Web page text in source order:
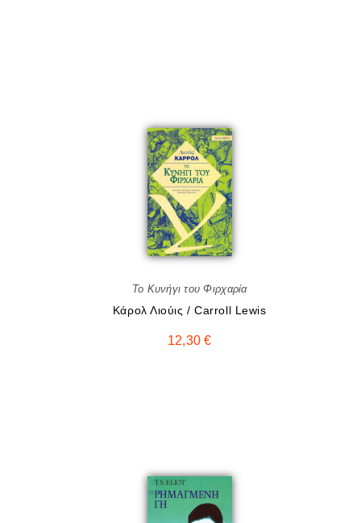
Το Κυνήγι του Φιρχαρία
Κάρολ Λιούις / Carroll Lewis
12,30€